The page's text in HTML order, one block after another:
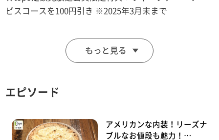
ビスコースを100円引き ※2025年3月末まで
■SOZAIYA 味六亭
【住所】宮城県石巻市大街道西1-14-92
【電話番号】0225-96-9595
【定休日】日曜
♪ポコポンペコーリャ ＮＥＷＳ
もっと見る
エピソード
アメリカンな内装！リーズナ
ブルなお値段も魅力！